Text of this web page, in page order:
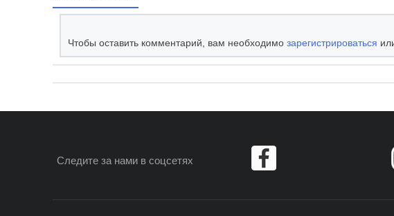
Чтобы оставить комментарий, вам необходимо зарегистрироваться
Следите за намив соцсетях